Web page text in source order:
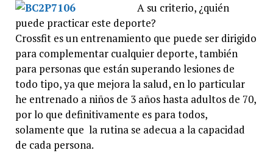
A su criterio, ¿quién
puede practicar este deporte?
Crossfit es un entrenamiento que puede ser dirigido
para complementar cualquier deporte, también
para personas que están superando lesiones de
todo tipo, ya que mejora la salud, en lo particular
he entrenado a niños de 3 años hasta adultos de 70,
por lo que definitivamente es para todos,
solamente que la rutina se adecua a la capacidad
de cada persona.